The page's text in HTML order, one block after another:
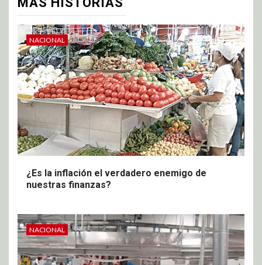
NACIONAL
¿Es la inflación el verdadero enemigo de
nuestras finanzas?
NACIONAL